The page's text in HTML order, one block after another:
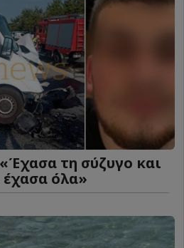
τη σύζυγο και
έχασα όλα»